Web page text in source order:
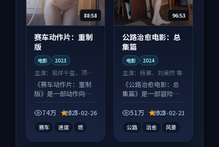
88:58
赛车动作片：重制
版
电影 2023
主演： 易烊千玺、河正
宇 等
《赛车动作片：重制
版》是一部动作向电
为内核，情感戏份扎
74万 8.7
2025-02-26
赛车 速度 燃
96:53
公路治愈电影：总
集篇
电影 2024
主演：杨幂、刘昊然 等
《公路治愈电影：总
集篇》是一部冒险向
度高，适合配弹幕观
51万 9.2
2025-02-21
公路 治愈 风景